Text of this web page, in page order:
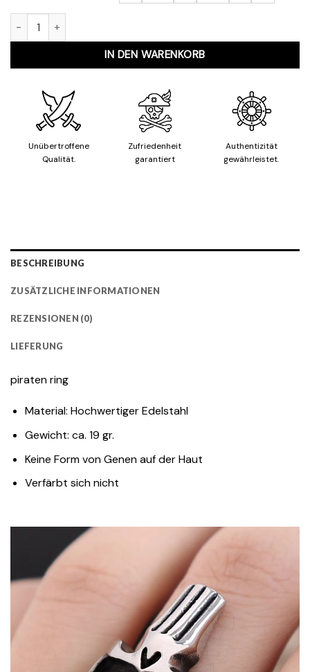
IN DEN WARENKORB
Unübertroffene
Qualität.
Zufriedenheit
garantiert
Authentizität
gewährleistet.
BESCHREIBUNG
ZUSÄTZLICHE INFORMATIONEN
REZENSIONEN (0)
LIEFERUNG
piraten ring
Material: Hochwertiger Edelstahl
Gewicht: ca. 19 gr.
Keine Form von Genen auf der Haut
Verfärbt sich nicht